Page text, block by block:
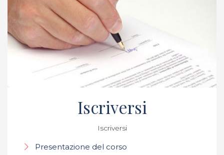
Iscriversi
Iscriversi
Presentazione del corso